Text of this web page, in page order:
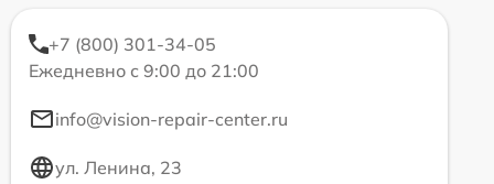
+7 (800) 301-34-05
Ежедневно с 9:00 до 21:00
info@vision-repair-center.ru
ул. Ленина, 23